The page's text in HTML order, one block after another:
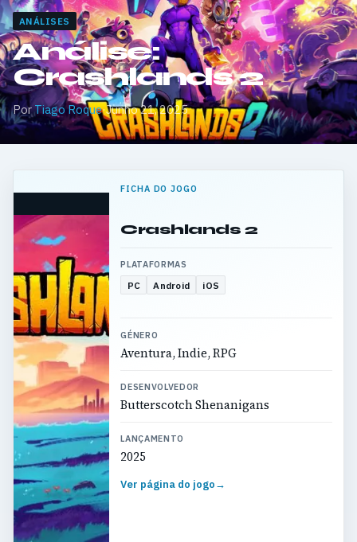
ANÁLISES
Análise:
Crashlands 2
PorTiago Roque·Junho 21, 2025
FICHA DO JOGO
Crashlands 2
PLATAFORMAS
PC Android iOS
GÉNERO
Aventura, Indie, RPG
DESENVOLVEDOR
Butterscotch Shenanigans
LANÇAMENTO
2025
Ver página do jogo→